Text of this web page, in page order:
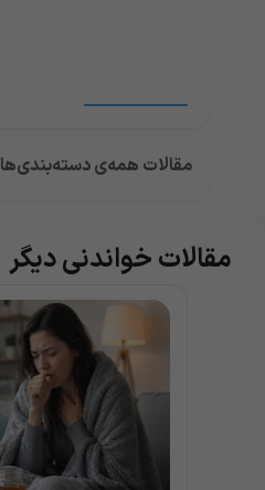
مقالات همه‌ی دسته‌بندی‌ها
مقالات خواندنی دیگر